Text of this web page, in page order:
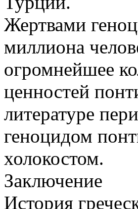
Жертвами
миллиона
огромнейшее
ценностей
литературе
геноцидом
холокостом.
Заключение
История